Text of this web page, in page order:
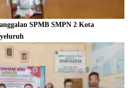
SPMB SMPN 2 Kota